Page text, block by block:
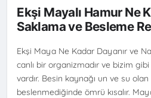
Ekşi Mayalı Hamur Ne
Saklama ve Besleme
Ekşi Maya Ne Kadar Dayanır ve
canlı bir organizmadır ve bizim
vardır. Besin kaynağı un ve su
beslenmediğinde ömrü kısalır.